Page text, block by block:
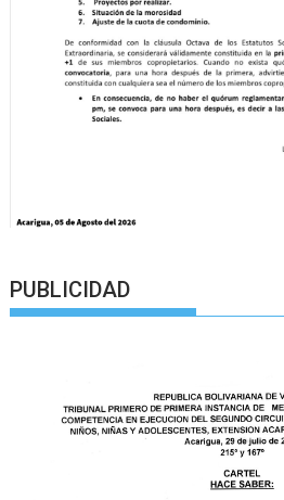
PUBLICIDAD